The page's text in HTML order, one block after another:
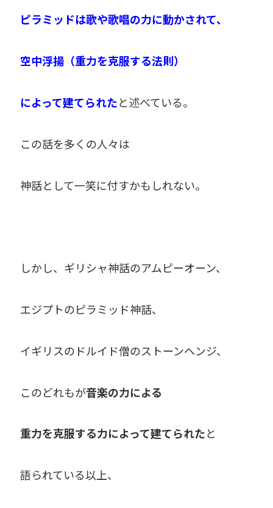
ピラミッドは歌や歌唱の力に動かされて、
空中浮揚（重力を克服する法則）
によって建てられたと述べている。
この話を多くの人々は
神話として一笑に付すかもしれない。
しかし、ギリシャ神話のアムピーオーン、
エジプトのピラミッド神話、
イギリスのドルイド僧のストーンヘンジ、
このどれもが音楽の力による
重力を克服する力によって建てられたと
語られている以上、